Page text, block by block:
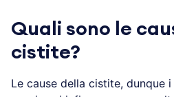
Quali sono le
cistite?
Le cause della cistite, dunque